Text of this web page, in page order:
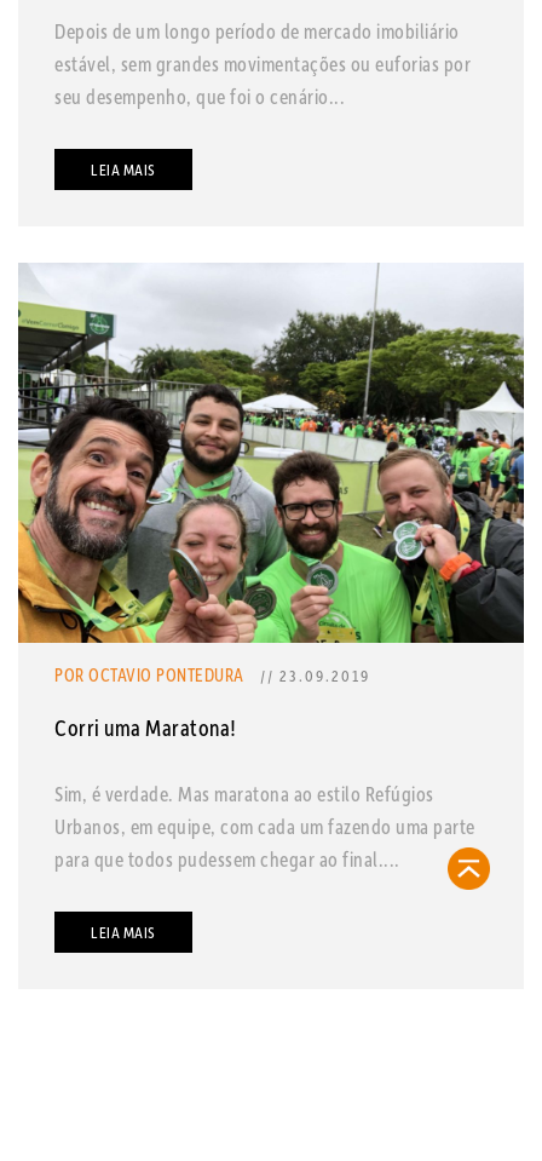
Depois de um longo período de mercado imobiliário
estável, sem grandes movimentações ou euforias por
seu desempenho, que foi o cenário...
LEIA MAIS
POR OCTAVIO PONTEDURA // 23.09.2019
Corri uma Maratona!
Sim, é verdade. Mas maratona ao estilo Refúgios
Urbanos, em equipe, com cada um fazendo uma parte
para que todos pudessem chegar ao final....
LEIA MAIS